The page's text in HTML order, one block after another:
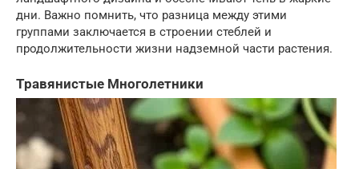
дни. Важно помнить, что разница между этими
группами заключается в строении стеблей и
продолжительности жизни надземной части растения.
Травянистые Многолетники